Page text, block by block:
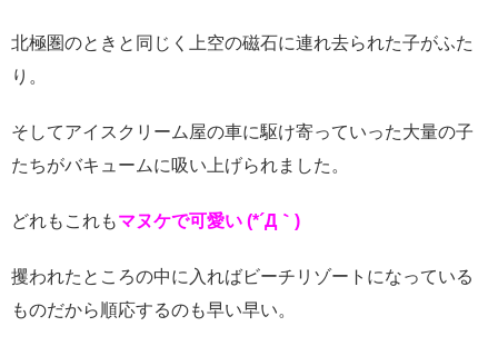
北極圏のときと同じく上空の磁石に連れ去られた子がふた
り。
そしてアイスクリーム屋の車に駆け寄っていった大量の子
たちがバキュームに吸い上げられました。
どれもこれもマヌケで可愛い (*´Д｀)
攫われたところの中に入ればビーチリゾートになっている
ものだから順応するのも早い早い。